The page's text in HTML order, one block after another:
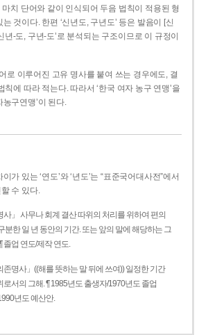
마치 단어와 같이 인식되어 두음 법칙이 적용된 형
것이다. 한편 ‘신년도, 구년도’ 등은 발음이 [신
년­-도, 구년-­도’로 분석되는 구조이므로 이 규정이
로 이루어진 고유 명사를 붙여 쓰는 경우에도, 결
칙에 따라 적는다. 따라서 ‘한국 여자 농구 연맹’을
농구연맹’이 된다.
가 있는 ‘연도’와 ‘년도’는 “표준국어대사전”에서
수 있다.
사」 사무나 회계 결산 따위의 처리를 위하여 편의
분한 일 년 동안의 기간. 또는 앞의 말에 해당하는 그
졸업 연도/제작 연도.
존명사」((해를 뜻하는 말 뒤에 쓰여)) 일정한 기간
로서의 그해. ¶ 1985년도 출생자/1970년도 졸업
년도 예산안.